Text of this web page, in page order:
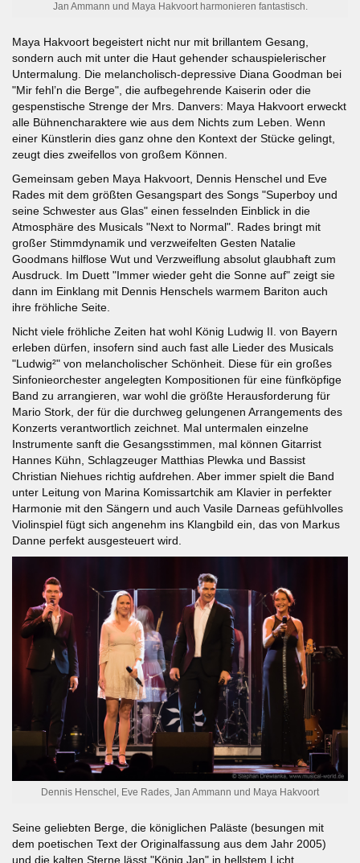
Jan Ammann und Maya Hakvoort harmonieren fantastisch.
Maya Hakvoort begeistert nicht nur mit brillantem Gesang,
sondern auch mit unter die Haut gehender schauspielerischer
Untermalung. Die melancholisch-depressive Diana Goodman bei
"Mir fehl’n die Berge", die aufbegehrende Kaiserin oder die
gespenstische Strenge der Mrs. Danvers: Maya Hakvoort erweckt
alle Bühnencharaktere wie aus dem Nichts zum Leben. Wenn
einer Künstlerin dies ganz ohne den Kontext der Stücke gelingt,
zeugt dies zweifellos von großem Können.
Gemeinsam geben Maya Hakvoort, Dennis Henschel und Eve
Rades mit dem größten Gesangspart des Songs "Superboy und
seine Schwester aus Glas" einen fesselnden Einblick in die
Atmosphäre des Musicals "Next to Normal". Rades bringt mit
großer Stimmdynamik und verzweifelten Gesten Natalie
Goodmans hilflose Wut und Verzweiflung absolut glaubhaft zum
Ausdruck. Im Duett "Immer wieder geht die Sonne auf" zeigt sie
dann im Einklang mit Dennis Henschels warmem Bariton auch
ihre fröhliche Seite.
Nicht viele fröhliche Zeiten hat wohl König Ludwig II. von Bayern
erleben dürfen, insofern sind auch fast alle Lieder des Musicals
"Ludwig²" von melancholischer Schönheit. Diese für ein großes
Sinfonieorchester angelegten Kompositionen für eine fünfköpfige
Band zu arrangieren, war wohl die größte Herausforderung für
Mario Stork, der für die durchweg gelungenen Arrangements des
Konzerts verantwortlich zeichnet. Mal untermalen einzelne
Instrumente sanft die Gesangsstimmen, mal können Gitarrist
Hannes Kühn, Schlagzeuger Matthias Plewka und Bassist
Christian Niehues richtig aufdrehen. Aber immer spielt die Band
unter Leitung von Marina Komissartchik am Klavier in perfekter
Harmonie mit den Sängern und auch Vasile Darneas gefühlvolles
Violinspiel fügt sich angenehm ins Klangbild ein, das von Markus
Danne perfekt ausgesteuert wird.
Dennis Henschel, Eve Rades, Jan Ammann und Maya Hakvoort
Seine geliebten Berge, die königlichen Paläste (besungen mit
dem poetischen Text der Originalfassung aus dem Jahr 2005)
und die kalten Sterne lässt "König Jan" in hellstem Licht